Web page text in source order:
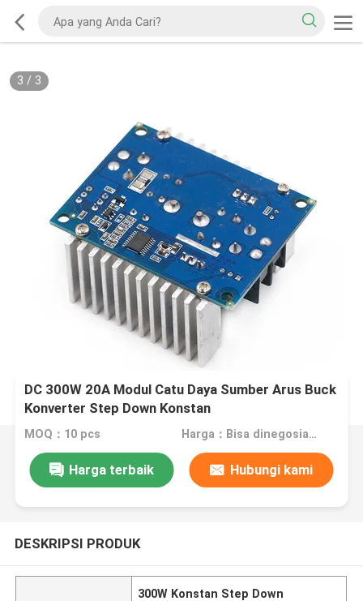
3 / 3
DC 300W 20A Modul Catu Daya Sumber Arus Buck
Konverter Step Down Konstan
MOQ：10 pcs Harga：Bisa dinegosiasikan
Harga terbaik Hubungi kami
DESKRIPSI PRODUK
300W Konstan Step Down